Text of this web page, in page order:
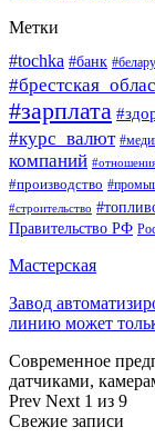
Метки
#tochka #банк
#зарплата
#курс_валют
компаний
#производство
#строительство
Правительство РФ
Мастерская
Завод
линию может
Современное
датчиками,
Prev Next 1 из 9
Свежие записи